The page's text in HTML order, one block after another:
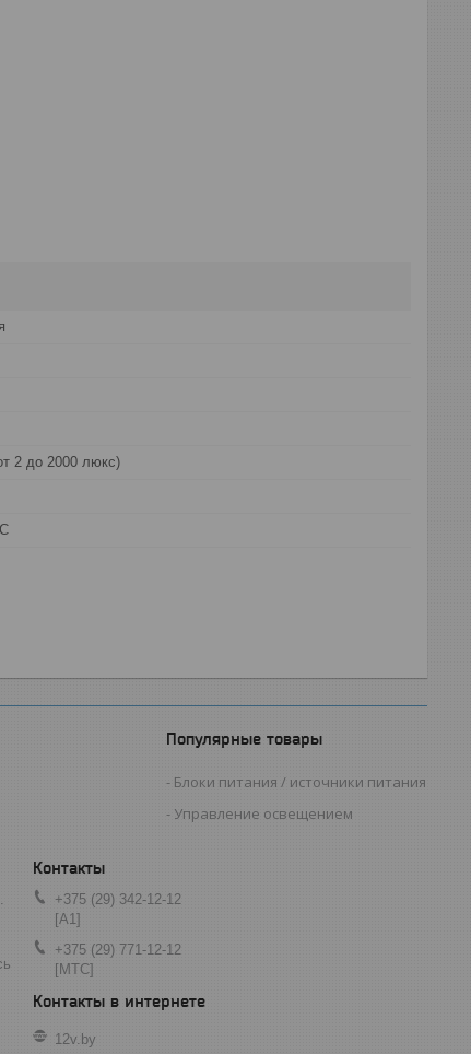
2 до 2000 люкс)
Популярные товары
Блоки питания / источники питания
Управление освещением
+375 (29) 342-12-12
[A1]
+375 (29) 771-12-12
[МТС]
12v.by